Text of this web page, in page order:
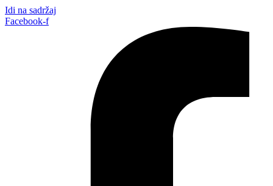
Idi na sadržaj
Facebook-f